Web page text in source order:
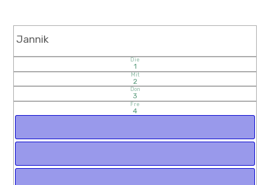
Jannik
Die
1
Mit
2
Don
3
Fre
4